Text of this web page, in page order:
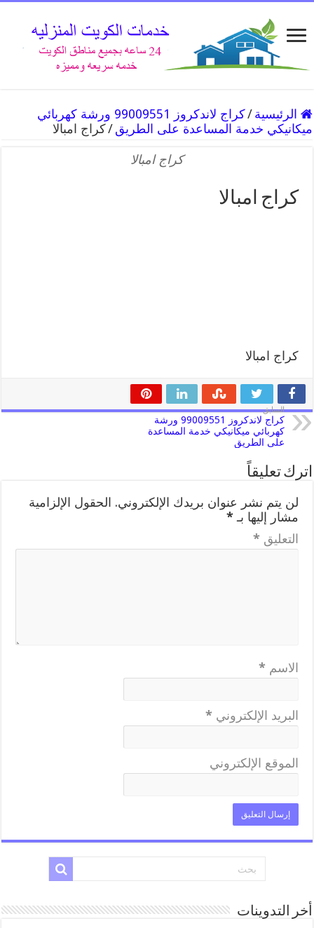
الرئيسية /
كراج لاندكروز 99009551 ورشة كهربائي
ميكانيكي خدمة المساعدة على الطريق /كراج امبالا
كراج امبالا
كراج امبالا
كراج امبالا
السابق
كراج لاندكروز 99009551 ورشة
كهربائي ميكانيكي خدمة المساعدة
على الطريق
اترك تعليقاً
لن يتم نشر عنوان بريدك الإلكتروني. الحقول الإلزامية
مشار إليها بـ*
التعليق *
الاسم *
البريد الإلكتروني *
الموقع الإلكتروني
أخر التدوينات